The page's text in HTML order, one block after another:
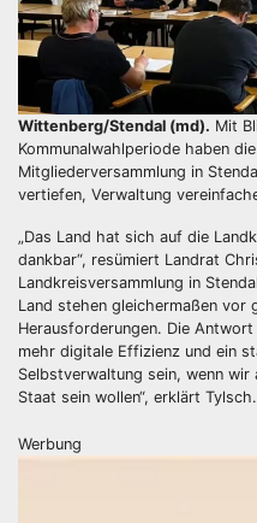
Wittenberg/Stendal (md). Mit
Kommunalwahlperiode haben
Mitgliederversammlung in
vertiefen, Verwaltung
„Das Land hat sich auf die
dankbar“, resümiert Landrat
Landkreisversammlung in
Land stehen gleichermaßen vor
Herausforderungen. Die
mehr digitale Effizienz und ein
Selbstverwaltung sein, wenn
Staat sein wollen“, erklärt Tylsch.
Werbung